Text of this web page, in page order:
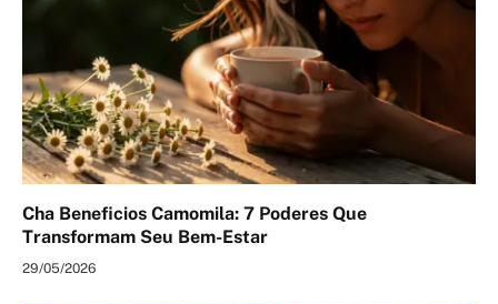
Cha Beneficios Camomila: 7 Poderes Que
Transformam Seu Bem-Estar
29/05/2026